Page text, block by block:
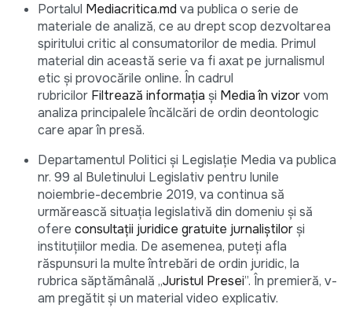
Portalul Mediacritica.md va publica o serie de
materiale de analiză, ce au drept scop dezvoltarea
spiritului critic al consumatorilor de media. Primul
material din această serie va fi axat pe jurnalismul
etic și provocările online. În cadrul
rubricilor Filtrează informația și Media în vizorvom
analiza principalele încălcări de ordin deontologic
care apar în presă.
Departamentul Politici și Legislație Media va publica
nr. 99 al Buletinului Legislativ pentru lunile
noiembrie-decembrie 2019, va continua să
urmărească situația legislativă din domeniu și să
ofere consultații juridice gratuite jurnaliștilor și
instituțiilor media. De asemenea, puteți afla
răspunsuri la multe întrebări de ordin juridic, la
rubrica săptămânală „Juristul Presei”. În premieră, v-
am pregătit și un material video explicativ.